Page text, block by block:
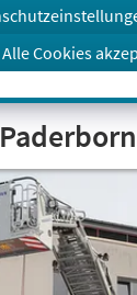
Tab)
Alle Cookies